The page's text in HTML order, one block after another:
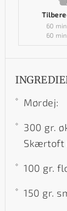
60
60
Mørdej:
300 gr.
Skærtoft
100 gr.
150 gr.